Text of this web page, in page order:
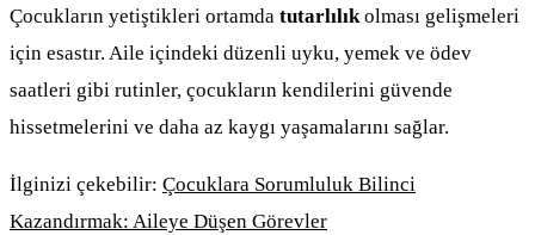
Çocukların yetiştikleri ortamda tutarlılıkolması gelişmeleri
için esastır. Aile içindeki düzenli uyku, yemek ve ödev
saatleri gibi rutinler, çocukların kendilerini güvende
hissetmelerini ve daha az kaygı yaşamalarını sağlar.
İlginizi çekebilir: Çocuklara Sorumluluk Bilinci
Kazandırmak: Aileye Düşen Görevler